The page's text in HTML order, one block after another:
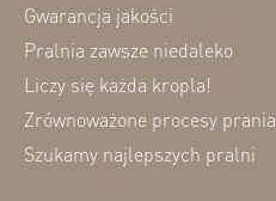
Gwarancja jakości
Pralnia zawsze niedaleko
Liczy się każda kropla!
Zrównoważone procesy prania
Szukamy najlepszych pralni